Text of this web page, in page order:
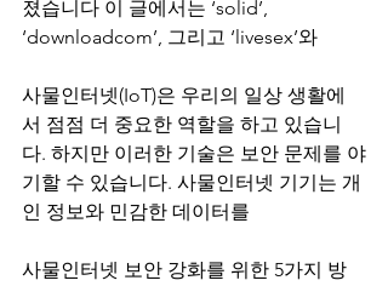
졌습니다 이 글에서는 ‘solid’,
‘downloadcom’, 그리고 ‘livesex’와
사물인터넷(IoT)은 우리의 일상 생활에
서 점점 더 중요한 역할을 하고 있습니
다. 하지만 이러한 기술은 보안 문제를 야
기할 수 있습니다. 사물인터넷 기기는 개
인 정보와 민감한 데이터를
사물인터넷 보안 강화를 위한 5가지 방